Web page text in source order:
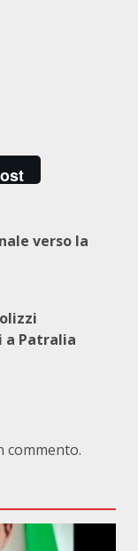
verso la
a Patralia
commento.